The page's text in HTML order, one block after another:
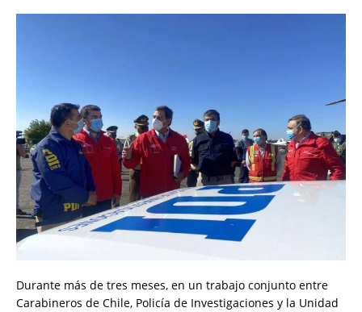
Durante más de tres meses, en un trabajo conjunto entre
Carabineros de Chile, Policía de Investigaciones y la Unidad